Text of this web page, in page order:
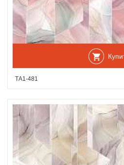
ТА1-481